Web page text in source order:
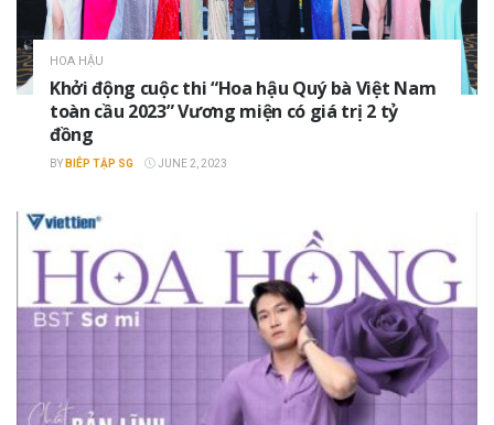
HOA HẬU
Khởi động cuộc thi “Hoa hậu Quý bà Việt Nam
toàn cầu 2023” Vương miện có giá trị 2 tỷ
đồng
BY BIÊP TẬP SG JUNE 2, 2023